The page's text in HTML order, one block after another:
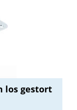
los gestort